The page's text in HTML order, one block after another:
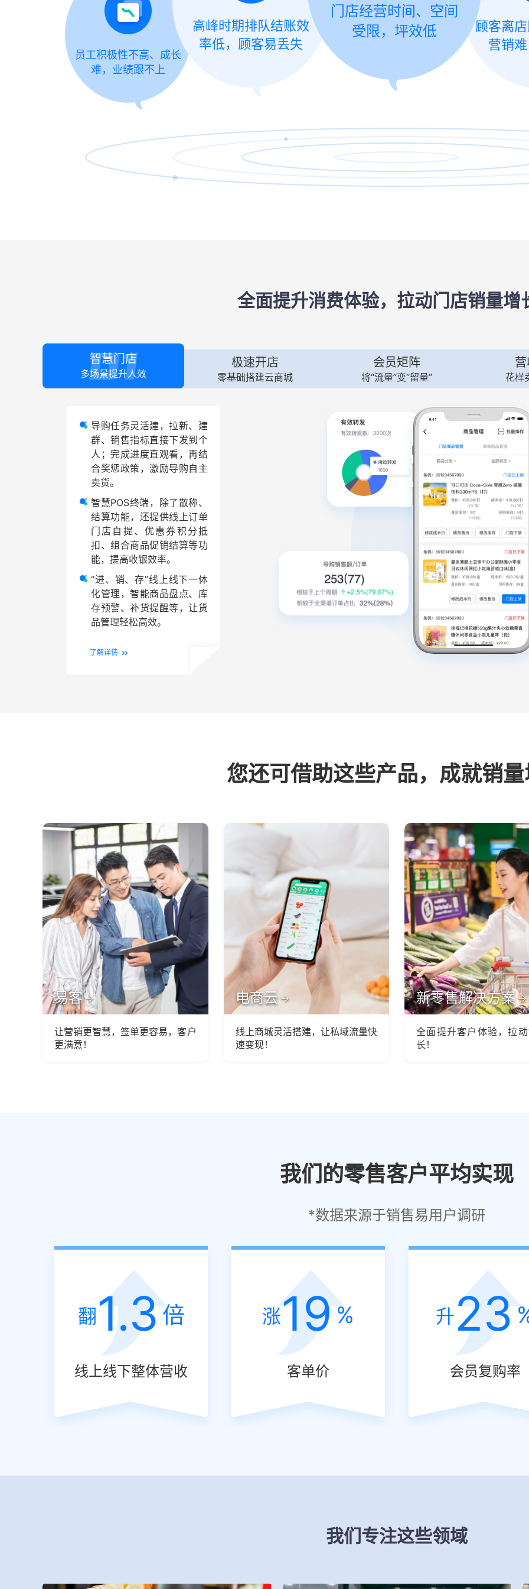
员工积极性不高、成长
难，业绩跟不上
高峰时期排队结账效
率低，顾客易丢失
门店经营时间、空间
受限，坪效低
顾客离
营销
全面提升消费体验，拉动门店销量增
智慧门店
多场景提升人效
极速开店
零基础搭建云商城
会员矩阵
将“流量”变“留量” 花样
导购任务灵活建，拉新、建
群、销售指标直接下发到个
人；完成进度直观看，再结
合奖惩政策，激励导购自主
卖货。
智慧POS终端，除了散称、
结算功能，还提供线上订单
门店自提、优惠券积分抵
扣、组合商品促销结算等功
能，提高收银效率。
“进、销、存”线上线下一体
化管理，智能商品盘点、库
存预警、补货提醒等，让货
品管理轻松高效。
了解详情
您还可借助这些产品，成就销
易客
让营销更智慧，签单更容易，客户
更满意！
电商云
线上商城灵活搭建，让私域流量快
速变现！
新零售解决方案
全面提升客户体验，拉
长！
我们的零售客户平均实现
*数据来源于销售易用户调研
1.3倍
线上线下整体营收
19%
客单价
23
会员复购率
我们专注这些领域